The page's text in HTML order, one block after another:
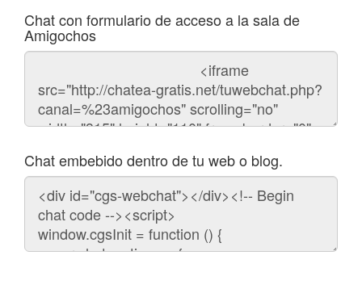
Chat con formulario de acceso a la sala de
Amigochos
Código
chat
Chat embebido dentro de tu web o blog.
Código
para
embeber
chat